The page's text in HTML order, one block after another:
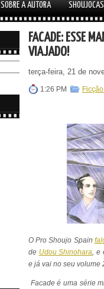
SOBRE A AUTORA SHOUJOCAST
FACADE: ESSE
VIAJADO!
terça-feira, 21 de
1:26 PM
O Pro Shoujo Spain
de Udou Shinohara, e
e já vai no seu volume
Facade é uma série